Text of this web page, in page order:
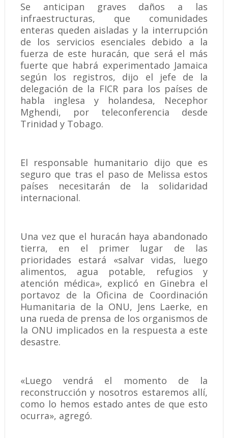
Se anticipan graves daños a las
infraestructuras, que comunidades
enteras queden aisladas y la interrupción
de los servicios esenciales debido a la
fuerza de este huracán, que será el más
fuerte que habrá experimentado Jamaica
según los registros, dijo el jefe de la
delegación de la FICR para los países de
habla inglesa y holandesa, Necephor
Mghendi, por teleconferencia desde
Trinidad y Tobago.
El responsable humanitario dijo que es
seguro que tras el paso de Melissa estos
países necesitarán de la solidaridad
internacional.
Una vez que el huracán haya abandonado
tierra, en el primer lugar de las
prioridades estará «salvar vidas, luego
alimentos, agua potable, refugios y
atención médica», explicó en Ginebra el
portavoz de la Oficina de Coordinación
Humanitaria de la ONU, Jens Laerke, en
una rueda de prensa de los organismos de
la ONU implicados en la respuesta a este
desastre.
«Luego vendrá el momento de la
reconstrucción y nosotros estaremos allí,
como lo hemos estado antes de que esto
ocurra», agregó.